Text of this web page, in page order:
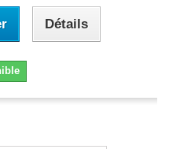
Détails